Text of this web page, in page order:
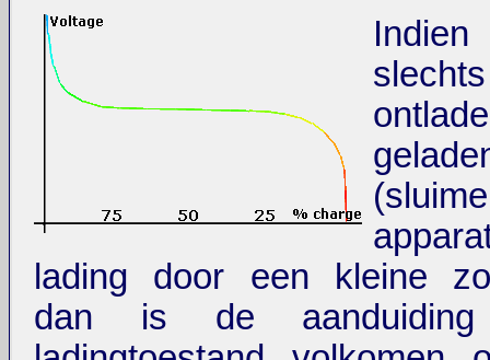
lading door een kleine
dan is de